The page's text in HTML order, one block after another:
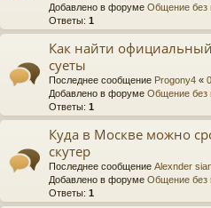
Добавлено в форуме Общение без
Ответы: 1
Как найти
суеты
Последнее сообщение Progony4 «
Добавлено в форуме Общение без
Ответы: 1
Куда в Москве можно
скутер
Последнее сообщение Alexnder
Добавлено в форуме Общение без
Ответы: 1